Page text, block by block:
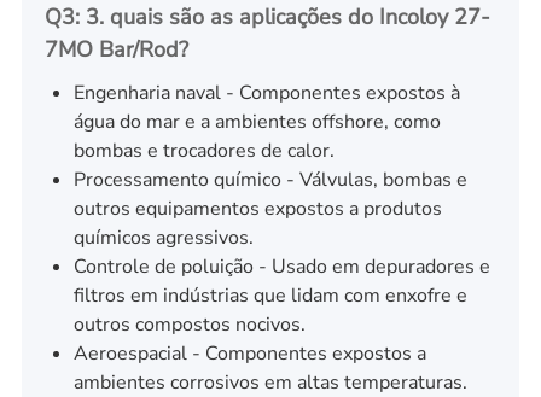
Q3: 3. quais são as aplicações do Incoloy 27-
7MO Bar/Rod?
Engenharia naval - Componentes expostos à
água do mar e a ambientes offshore, como
bombas e trocadores de calor.
Processamento químico - Válvulas, bombas e
outros equipamentos expostos a produtos
químicos agressivos.
Controle de poluição - Usado em depuradores e
filtros em indústrias que lidam com enxofre e
outros compostos nocivos.
Aeroespacial - Componentes expostos a
ambientes corrosivos em altas temperaturas.